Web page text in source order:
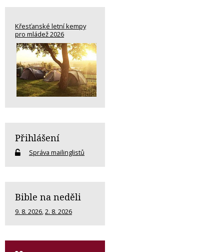
Křesťanské letní kempy
pro mládež 2026
Přihlášení
Správa mailinglistů
Bible na neděli
9. 8. 2026,2. 8. 2026